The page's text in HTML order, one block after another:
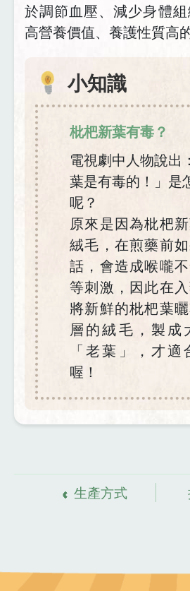
於調節血壓、減少身體
高營養價值、養護性質高
小知識
枇杷新葉有毒？
電視劇中人物說出
葉是有毒的！」是
呢？
原來是因為枇杷
絨毛，在煎藥前
話，會造成喉嚨
等刺激，因此在
將新鮮的枇杷葉
層的絨毛，製成
「老葉」，才
喔！
生產方式